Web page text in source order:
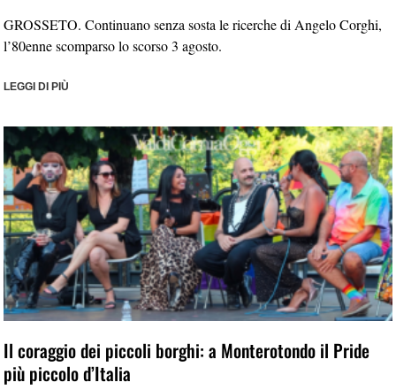
GROSSETO. Continuano senza sosta le ricerche di Angelo Corghi,
l’80enne scomparso lo scorso 3 agosto.
LEGGI DI PIÙ
Il coraggio dei piccoli borghi: a Monterotondo il Pride
più piccolo d’Italia